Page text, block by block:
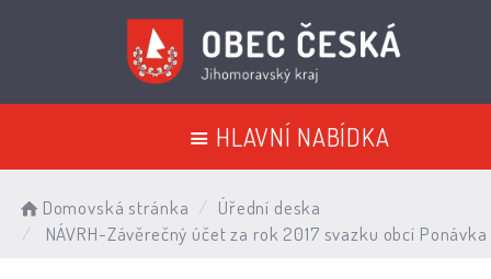
HLAVNÍ NABÍDKA
Domovská stránka
Úřední deska
NÁVRH-Závěrečný účet za rok 2017 svazku obcí Ponávka